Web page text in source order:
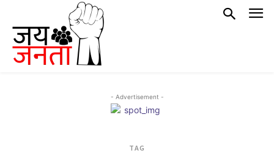
- Advertisement -
TAG